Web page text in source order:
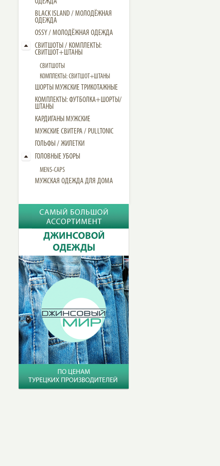
BLACK ISLAND / МОЛОДЁЖНАЯ
ОДЕЖДА
OSSY / МОЛОДЁЖНАЯ ОДЕЖДА
СВИТШОТЫ / КОМПЛЕКТЫ:
СВИТШОТ+ШТАНЫ
СВИТШОТЫ
КОМПЛЕКТЫ: СВИТШОТ+ШТАНЫ
ШОРТЫ МУЖСКИЕ ТРИКОТАЖНЫЕ
КОМПЛЕКТЫ: ФУТБОЛКА+ШОРТЫ/
ШТАНЫ
КАРДИГАНЫ МУЖСКИЕ
МУЖСКИЕ СВИТЕРА / PULLTONIC
ГОЛЬФЫ / ЖИЛЕТКИ
ГОЛОВНЫЕ УБОРЫ
MENS-CAPS
МУЖСКАЯ ОДЕЖДА ДЛЯ ДОМА